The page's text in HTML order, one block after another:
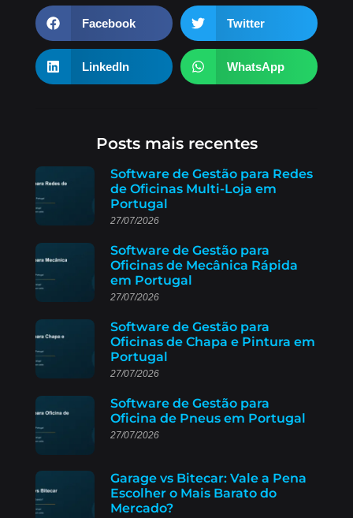
Facebook Twitter
LinkedIn WhatsApp
Posts mais recentes
Software de Gestão para Redes
de Oficinas Multi-Loja em
Portugal
27/07/2026
Software de Gestão para
Oficinas de Mecânica Rápida
em Portugal
27/07/2026
Software de Gestão para
Oficinas de Chapa e Pintura em
Portugal
27/07/2026
Software de Gestão para
Oficina de Pneus em Portugal
27/07/2026
Garage vs Bitecar: Vale a Pena
Escolher o Mais Barato do
Mercado?